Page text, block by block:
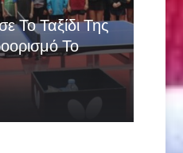
Το Ταξίδι Της
Το